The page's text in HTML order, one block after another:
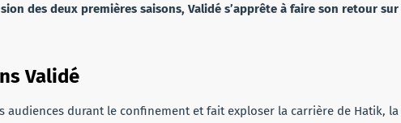
des deux premières saisons, Validé s’apprête à faire son retour sur
Validé
audiences durant le confinement et fait exploser la carrière de Hatik, la